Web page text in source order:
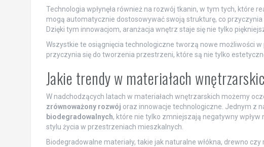
Technologia wpłynęła również na rozwój tkanin, w tym tych, które
mogą automatycznie dostosowywać swoją strukturę, co
Dzięki tym innowacjom, aranżacja wnętrz staje się nie tylko
Wszystkie te osiągnięcia technologiczne tworzą nowe możliwości
przyczynia się do tworzenia przestrzeni, które są nie tylko
Jakie trendy w materiałach
W nadchodzących latach w materiałach wnętrzarskich możemy
zrównoważony rozwój oraz innowacje technologiczne. Jednym z
biodegradowalnych, które nie tylko zmniejszają negatywny
stylu życia w przestrzeniach mieszkalnych.
Biodegradowalne materiały, takie jak naturalne włókna, drewno